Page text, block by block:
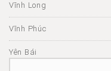
Vĩnh Long
Vĩnh Phúc
Yên Bái